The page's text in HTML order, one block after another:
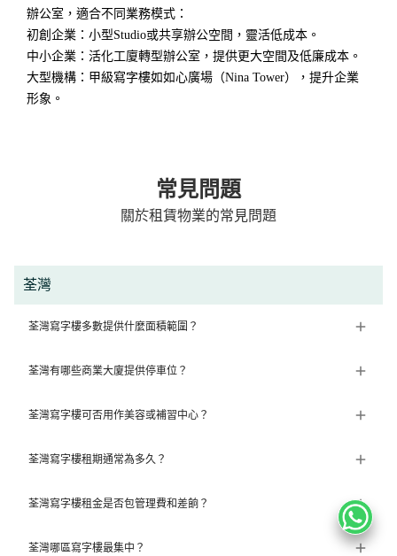
辦公室，適合不同業務模式：
初創企業：小型Studio或共享辦公空間，靈活低成本。
中小企業：活化工廈轉型辦公室，提供更大空間及低廉成本。
大型機構：甲級寫字樓如如心廣場（Nina Tower），提升企業
形象。
常見問題
關於租賃物業的常見問題
荃灣
荃灣寫字樓多數提供什麼面積範圍？
荃灣有哪些商業大廈提供停車位？
荃灣寫字樓可否用作美容或補習中心？
荃灣寫字樓租期通常為多久？
荃灣寫字樓租金是否包管理費和差餉？
荃灣哪區寫字樓最集中？